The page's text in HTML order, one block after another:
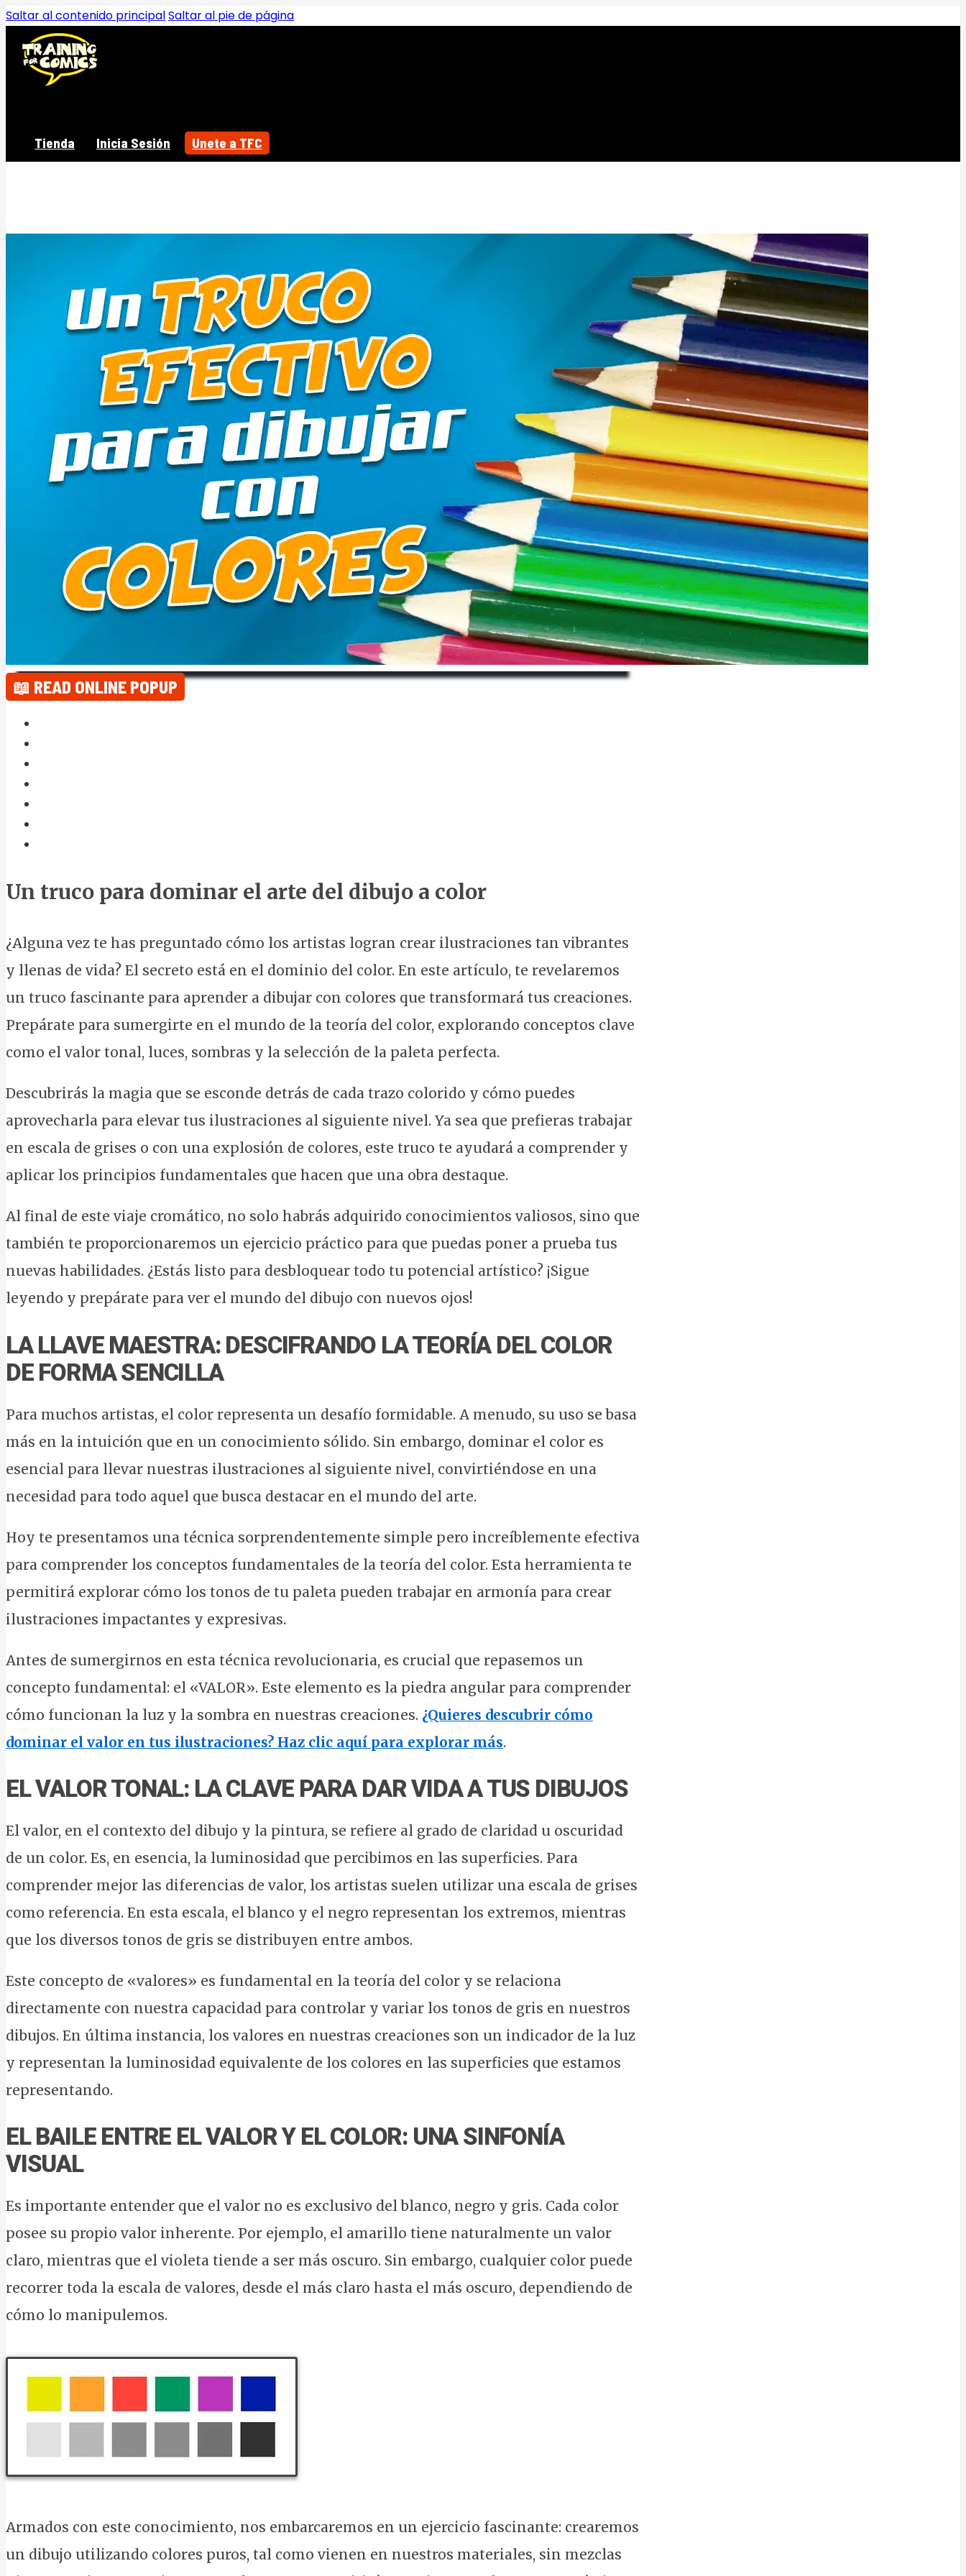
Saltar al contenido principalSaltar al pie de página
Tienda Inicia Sesión Unete a TFC
📖 READ ONLINE POPUP
Un truco para dominar el arte del dibujo a color
¿Alguna vez te has preguntado cómo los artistas logran crear ilustraciones tan vibrantes
y llenas de vida? El secreto está en el dominio del color. En este artículo, te revelaremos
un truco fascinante para aprender a dibujar con colores que transformará tus creaciones.
Prepárate para sumergirte en el mundo de la teoría del color, explorando conceptos clave
como el valor tonal, luces, sombras y la selección de la paleta perfecta.
Descubrirás la magia que se esconde detrás de cada trazo colorido y cómo puedes
aprovecharla para elevar tus ilustraciones al siguiente nivel. Ya sea que prefieras trabajar
en escala de grises o con una explosión de colores, este truco te ayudará a comprender y
aplicar los principios fundamentales que hacen que una obra destaque.
Al final de este viaje cromático, no solo habrás adquirido conocimientos valiosos, sino que
también te proporcionaremos un ejercicio práctico para que puedas poner a prueba tus
nuevas habilidades. ¿Estás listo para desbloquear todo tu potencial artístico? ¡Sigue
leyendo y prepárate para ver el mundo del dibujo con nuevos ojos!
LA LLAVE MAESTRA: DESCIFRANDO LA TEORÍA DEL COLOR
DE FORMA SENCILLA
Para muchos artistas, el color representa un desafío formidable. A menudo, su uso se basa
más en la intuición que en un conocimiento sólido. Sin embargo, dominar el color es
esencial para llevar nuestras ilustraciones al siguiente nivel, convirtiéndose en una
necesidad para todo aquel que busca destacar en el mundo del arte.
Hoy te presentamos una técnica sorprendentemente simple pero increíblemente efectiva
para comprender los conceptos fundamentales de la teoría del color. Esta herramienta te
permitirá explorar cómo los tonos de tu paleta pueden trabajar en armonía para crear
ilustraciones impactantes y expresivas.
Antes de sumergirnos en esta técnica revolucionaria, es crucial que repasemos un
concepto fundamental: el «VALOR». Este elemento es la piedra angular para comprender
cómo funcionan la luz y la sombra en nuestras creaciones. ¿Quieres descubrir cómo
dominar el valor en tus ilustraciones? Haz clic aquí para explorar más.
EL VALOR TONAL: LA CLAVE PARA DAR VIDA A TUS DIBUJOS
El valor, en el contexto del dibujo y la pintura, se refiere al grado de claridad u oscuridad
de un color. Es, en esencia, la luminosidad que percibimos en las superficies. Para
comprender mejor las diferencias de valor, los artistas suelen utilizar una escala de grises
como referencia. En esta escala, el blanco y el negro representan los extremos, mientras
que los diversos tonos de gris se distribuyen entre ambos.
Este concepto de «valores» es fundamental en la teoría del color y se relaciona
directamente con nuestra capacidad para controlar y variar los tonos de gris en nuestros
dibujos. En última instancia, los valores en nuestras creaciones son un indicador de la luz
y representan la luminosidad equivalente de los colores en las superficies que estamos
representando.
EL BAILE ENTRE EL VALOR Y EL COLOR: UNA SINFONÍA
VISUAL
Es importante entender que el valor no es exclusivo del blanco, negro y gris. Cada color
posee su propio valor inherente. Por ejemplo, el amarillo tiene naturalmente un valor
claro, mientras que el violeta tiende a ser más oscuro. Sin embargo, cualquier color puede
recorrer toda la escala de valores, desde el más claro hasta el más oscuro, dependiendo de
cómo lo manipulemos.
Armados con este conocimiento, nos embarcaremos en un ejercicio fascinante: crearemos
un dibujo utilizando colores puros, tal como vienen en nuestros materiales, sin mezclas